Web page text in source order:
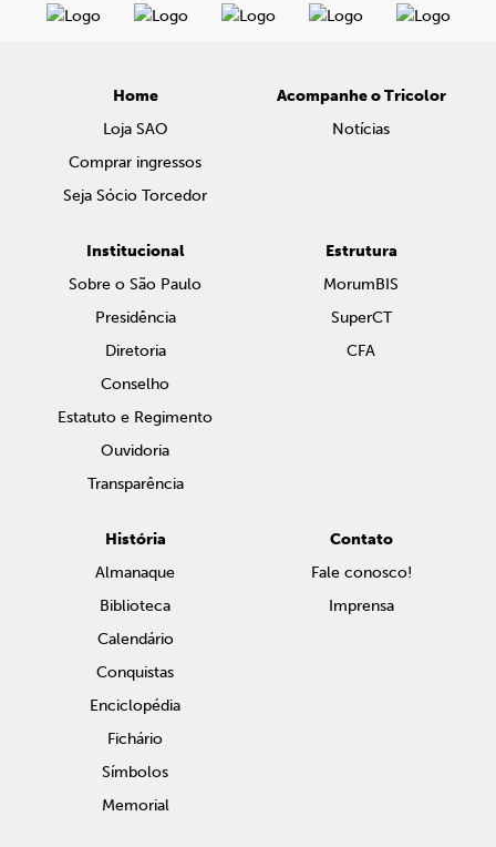
Home
Loja SAO
Comprar ingressos
Seja Sócio Torcedor
Acompanhe o Tricolor
Notícias
Institucional
Sobre o São Paulo
Presidência
Diretoria
Conselho
Estatuto e Regimento
Ouvidoria
Transparência
Estrutura
MorumBIS
SuperCT
CFA
História
Almanaque
Biblioteca
Calendário
Conquistas
Enciclopédia
Fichário
Símbolos
Memorial
Contato
Fale conosco!
Imprensa